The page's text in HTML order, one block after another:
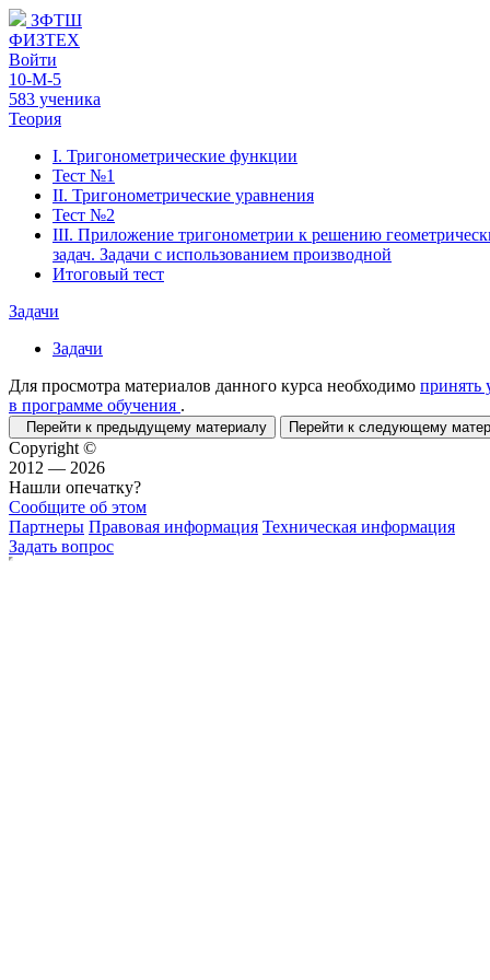
ЗФТШ
ФИЗТЕХ
Войти
10-М-5
583 ученика
Теория
I. Тригонометрические функции
Тест №1
II. Тригонометрические уравнения
Тест №2
III. Приложение тригонометрии к решению
задач. Задачи с использованием производной
Итоговый тест
Задачи
Задачи
Для просмотра материалов данного курса необходимо принять
в программе обучения .
Перейти к предыдущему материалу Перейти к следующему
Copyright ©
2012 — 2026
Нашли опечатку?
Сообщите об этом
Партнеры Правовая информация Техническая информация
Задать вопрос